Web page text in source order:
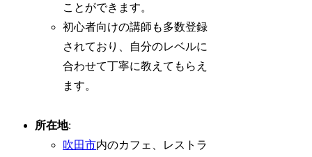
ことができます。
初心者向けの講師も多数登録
されており、自分のレベルに
合わせて丁寧に教えてもらえ
ます。
所在地:
吹田市内のカフェ、レストラ